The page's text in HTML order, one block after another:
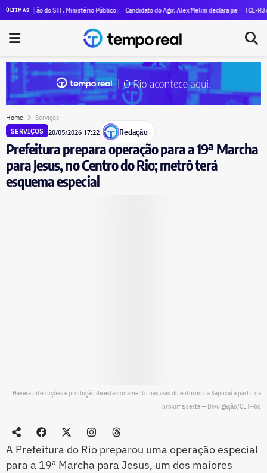
ÚLTIMAS
R$ 47 milhões em patrimônio
do STF, Ministério Público pede execução da condenação e da inelegibilidade de Garotinho
Candidato do Agir, Alex Melim declara patrimônio de R$ 30
TCE-RJ devassa
Home Serviços
SERVIÇOS 20/05/2026 17:22 Redação
Prefeitura prepara operação para a 19ª Marcha
para Jesus, no Centro do Rio; metrô terá
esquema especial
Haverá interdições e proibição de estacionamento nas vias do entorno da Sapucaí a partir da
próxima sexta — Divulgação/CET-Rio
A Prefeitura do Rio preparou uma operação especial
para a 19ª Marcha para Jesus, um dos maiores